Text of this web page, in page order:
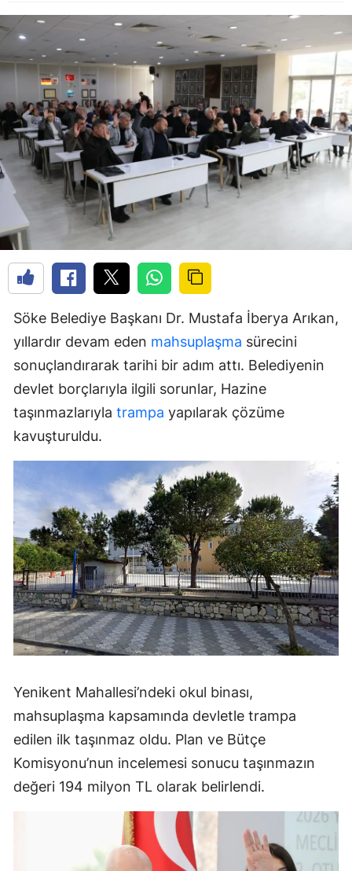
Söke Belediye Başkanı Dr. Mustafa İberya Arıkan,
yıllardır devam eden mahsuplaşma sürecini
sonuçlandırarak tarihi bir adım attı. Belediyenin
devlet borçlarıyla ilgili sorunlar, Hazine
taşınmazlarıyla trampa yapılarak çözüme
kavuşturuldu.
Yenikent Mahallesi’ndeki okul binası,
mahsuplaşma kapsamında devletle trampa
edilen ilk taşınmaz oldu. Plan ve Bütçe
Komisyonu’nun incelemesi sonucu taşınmazın
değeri 194 milyon TL olarak belirlendi.